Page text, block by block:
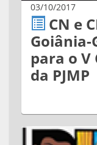
03/10/2017
CN e
Goiânia-
para o V
da PJMP